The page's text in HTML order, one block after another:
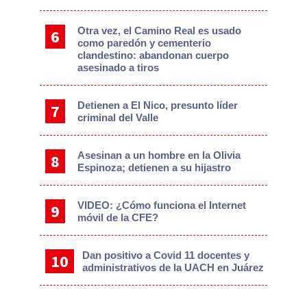
Otra vez, el Camino Real es usado
como paredón y cementerio
clandestino: abandonan cuerpo
asesinado a tiros
Detienen a El Nico, presunto líder
criminal del Valle
Asesinan a un hombre en la Olivia
Espinoza; detienen a su hijastro
VIDEO: ¿Cómo funciona el Internet
móvil de la CFE?
Dan positivo a Covid 11 docentes y
administrativos de la UACH en Juárez